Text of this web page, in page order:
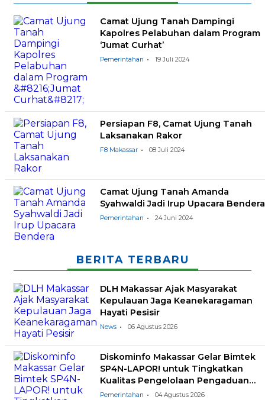
Camat Ujung Tanah Dampingi
Kapolres Pelabuhan dalam Program
‘Jumat Curhat’
Pemerintahan 19 Juli 2024
Persiapan F8, Camat Ujung Tanah
Laksanakan Rakor
F8 Makassar 08 Juli 2024
Camat Ujung Tanah Amanda
Syahwaldi Jadi Irup Upacara Bendera
Pemerintahan 24 Juni 2024
BERITA TERBARU
DLH Makassar Ajak Masyarakat
Kepulauan Jaga Keanekaragaman
Hayati Pesisir
News 06 Agustus 2026
Diskominfo Makassar Gelar Bimtek
SP4N-LAPOR! untuk Tingkatkan
Kualitas Pengelolaan Pengaduan
Masyarakat
Pemerintahan 04 Agustus 2026